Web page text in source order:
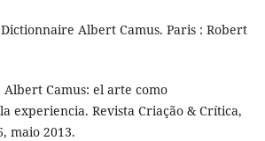
Dictionnaire Albert Camus. Paris : Robert
Albert Camus: el arte como
experiencia. Revista Criação & Crítica,
maio 2013.